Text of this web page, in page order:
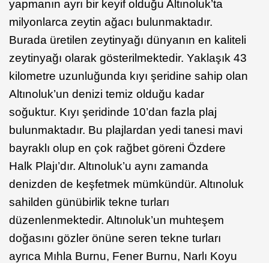
yapmanın ayrı bir keyif olduğu Altınoluk’ta
milyonlarca zeytin ağacı bulunmaktadır.
Burada üretilen zeytinyağı dünyanın en kaliteli
zeytinyağı olarak gösterilmektedir. Yaklaşık 43
kilometre uzunluğunda kıyı şeridine sahip olan
Altınoluk’un denizi temiz olduğu kadar
soğuktur. Kıyı şeridinde 10’dan fazla plaj
bulunmaktadır. Bu plajlardan yedi tanesi mavi
bayraklı olup en çok rağbet göreni Özdere
Halk Plajı’dır. Altınoluk’u aynı zamanda
denizden de keşfetmek mümkündür. Altınoluk
sahilden günübirlik tekne turları
düzenlenmektedir. Altınoluk’un muhteşem
doğasını gözler önüne seren tekne turları
ayrıca Mıhla Burnu, Fener Burnu, Narlı Koyu